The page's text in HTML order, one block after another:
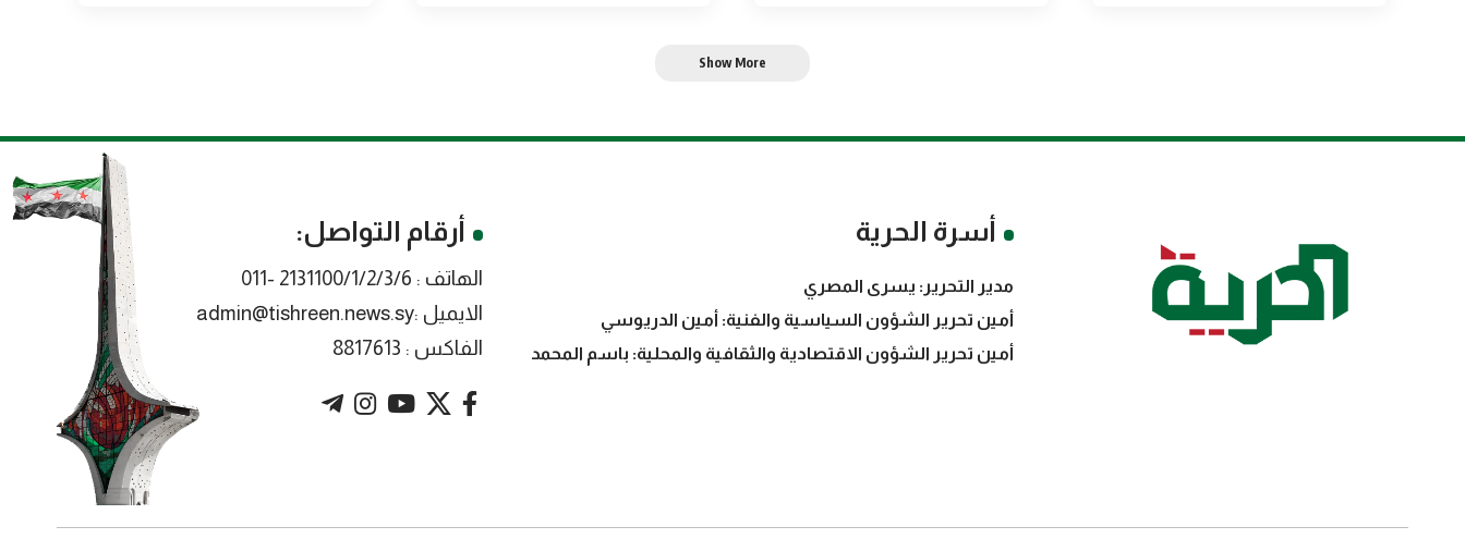
Show More
أسرة الحرية
مدير التحرير: يسرى المصري
أمين تحرير الشؤون السياسية والفنية: أمين الدريوسي
أمين تحرير الشؤون الاقتصادية والثقافية والمحلية: باسم المحمد
أرقام التواصل:
الهاتف : 2131100/1/2/3/6 -011
الايميل :admin@tishreen.news.sy
الفاكس : 8817613